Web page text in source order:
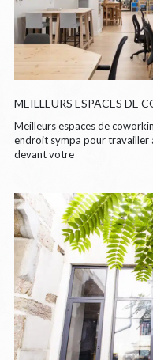
MEILLEURS ESPACES DE
Meilleurs espaces de
endroit sympa pour travailler
devant votre